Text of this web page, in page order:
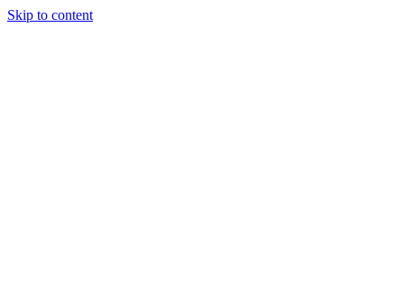
Skip to content